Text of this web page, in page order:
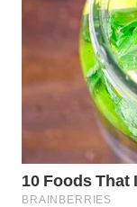
KELISTRIKAN
WALINKI
ID
MAWAKA
MARTABAT